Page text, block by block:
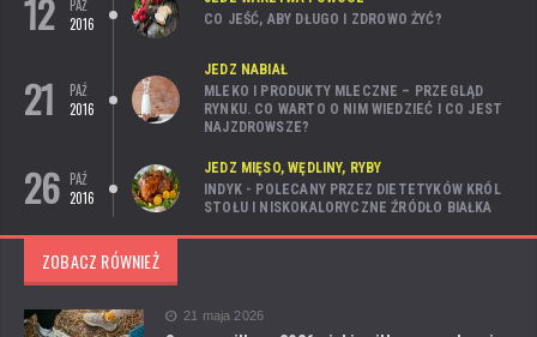
12
PAŹ
2016
CO JEŚĆ, ABY DŁUGO I ZDROWO ŻYĆ?
21
PAŹ
2016
JEDZ NABIAŁ
MLEKO I PRODUKTY MLECZNE – PRZEGLĄD
RYNKU. CO WARTO O NIM WIEDZIEĆ I CO JEST
NAJZDROWSZE?
26 PAŹ
2016
JEDZ MIĘSO, WĘDLINY, RYBY
INDYK - POLECANY PRZEZ DIETETYKÓW KRÓL
STOŁU I NISKOKALORYCZNE ŹRÓDŁO BIAŁKA
ZOBACZ RÓWNIEŻ
21 maja 2026